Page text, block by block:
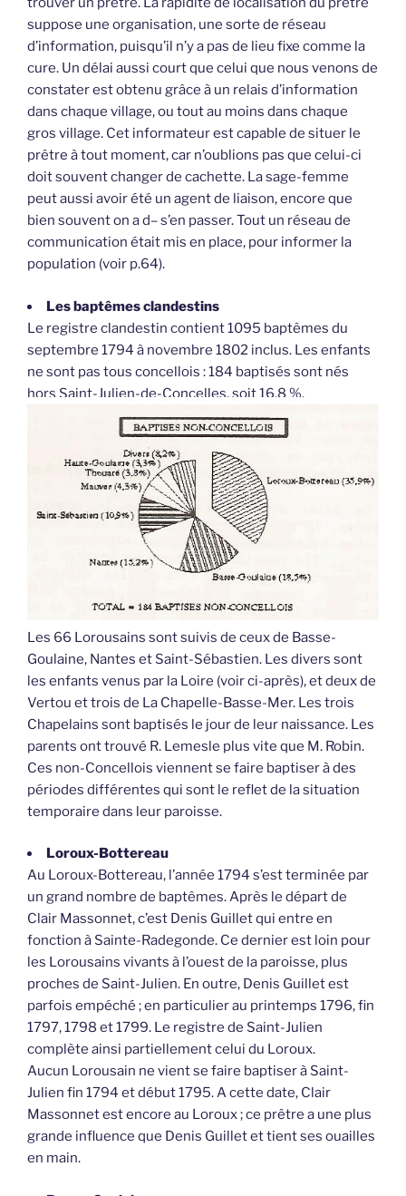
suppose une organisation, une sorte de réseau
d’information, puisqu’il n’y a pas de lieu fixe comme la
cure. Un délai aussi court que celui que nous venons de
constater est obtenu grâce à un relais d’information
dans chaque village, ou tout au moins dans chaque
gros village. Cet informateur est capable de situer le
prêtre à tout moment, car n’oublions pas que celui-ci
doit souvent changer de cachette. La sage-femme
peut aussi avoir été un agent de liaison, encore que
bien souvent on a d– s’en passer. Tout un réseau de
communication était mis en place, pour informer la
population (voir p.64).
Les baptêmes clandestins
Le registre clandestin contient 1095 baptêmes du
septembre 1794 à novembre 1802 inclus. Les enfants
ne sont pas tous concellois : 184 baptisés sont nés
hors Saint-Julien-de-Concelles, soit 16,8 %.
Les 66 Lorousains sont suivis de ceux de Basse-
Goulaine, Nantes et Saint-Sébastien. Les divers sont
les enfants venus par la Loire (voir ci-après), et deux de
Vertou et trois de La Chapelle-Basse-Mer. Les trois
Chapelains sont baptisés le jour de leur naissance. Les
parents ont trouvé R. Lemesle plus vite que M. Robin.
Ces non-Concellois viennent se faire baptiser à des
périodes différentes qui sont le reflet de la situation
temporaire dans leur paroisse.
Loroux-Bottereau
Au Loroux-Bottereau, l’année 1794 s’est terminée par
un grand nombre de baptêmes. Après le départ de
Clair Massonnet, c’est Denis Guillet qui entre en
fonction à Sainte-Radegonde. Ce dernier est loin pour
les Lorousains vivants à l’ouest de la paroisse, plus
proches de Saint-Julien. En outre, Denis Guillet est
parfois empéché ; en particulier au printemps 1796, fin
1797, 1798 et 1799. Le registre de Saint-Julien
complète ainsi partiellement celui du Loroux.
Aucun Lorousain ne vient se faire baptiser à Saint-
Julien fin 1794 et début 1795. A cette date, Clair
Massonnet est encore au Loroux ; ce prêtre a une plus
grande influence que Denis Guillet et tient ses ouailles
en main.